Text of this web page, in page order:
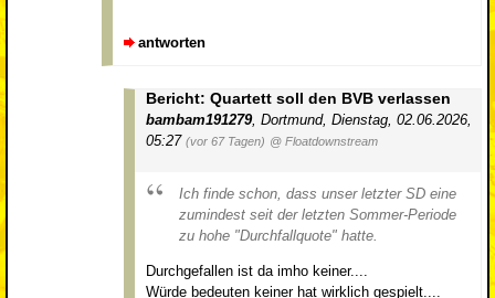
antworten
Bericht: Quartett soll den BVB verlassen
bambam191279, Dortmund, Dienstag, 02.06.2026,
05:27 (vor 67 Tagen) @ Floatdownstream
Ich finde schon, dass unser letzter SD eine
zumindest seit der letzten Sommer-Periode
zu hohe "Durchfallquote" hatte.
Durchgefallen ist da imho keiner....
Würde bedeuten keiner hat wirklich gespielt....